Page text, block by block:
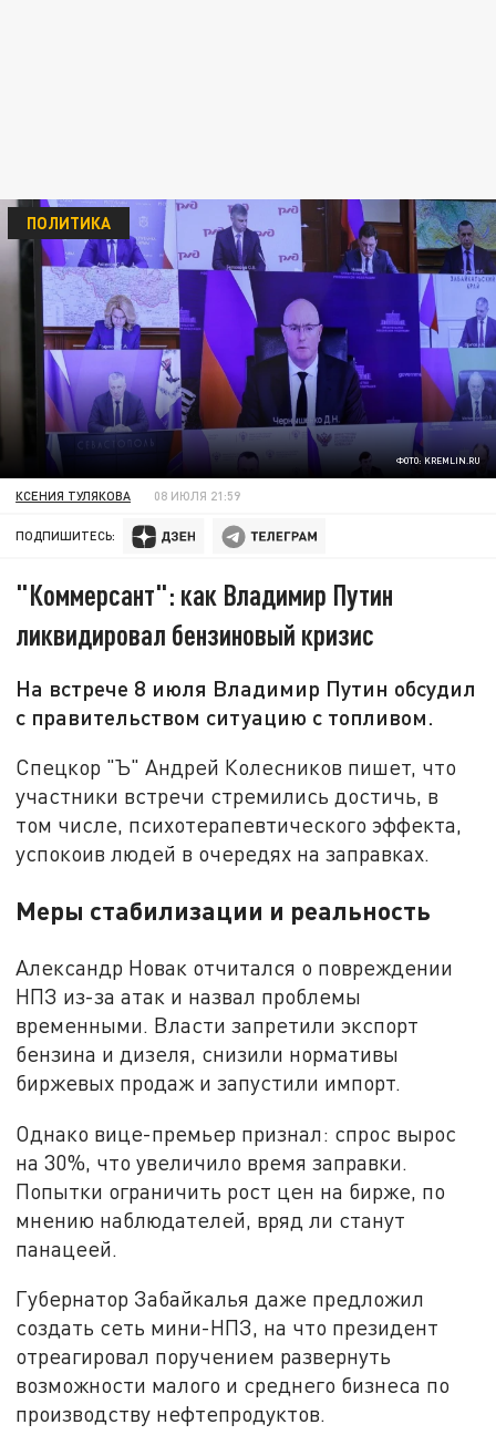
ФОТО: KREMLIN.RU
ПОЛИТИКА
КСЕНИЯ ТУЛЯКОВА 08 ИЮЛЯ 21:59
ПОДПИШИТЕСЬ:
"Коммерсант": как Владимир Путин
ликвидировал бензиновый кризис
На встрече 8 июля Владимир Путин обсудил
с правительством ситуацию с топливом.
Спецкор "Ъ" Андрей Колесников пишет, что
участники встречи стремились достичь, в
том числе, психотерапевтического эффекта,
успокоив людей в очередях на заправках.
Меры стабилизации и реальность
Александр Новак отчитался о повреждении
НПЗ из-за атак и назвал проблемы
временными. Власти запретили экспорт
бензина и дизеля, снизили нормативы
биржевых продаж и запустили импорт.
Однако вице-премьер признал: спрос вырос
на 30%, что увеличило время заправки.
Попытки ограничить рост цен на бирже, по
мнению наблюдателей, вряд ли станут
панацеей.
Губернатор Забайкалья даже предложил
создать сеть мини-НПЗ, на что президент
отреагировал поручением развернуть
возможности малого и среднего бизнеса по
производству нефтепродуктов.